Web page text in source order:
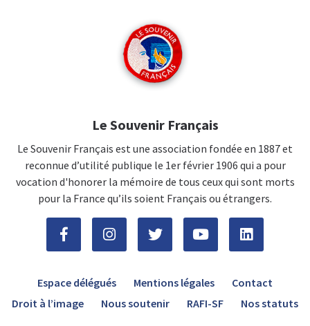
Le Souvenir Français
Le Souvenir Français est une association fondée en 1887 et
reconnue d’utilité publique le 1er février 1906 qui a pour
vocation d'honorer la mémoire de tous ceux qui sont morts
pour la France qu’ils soient Français ou étrangers.
Espace délégués Mentions légales
Contact
Droit à l’image
Nous soutenir RAFI-SF Nos statuts